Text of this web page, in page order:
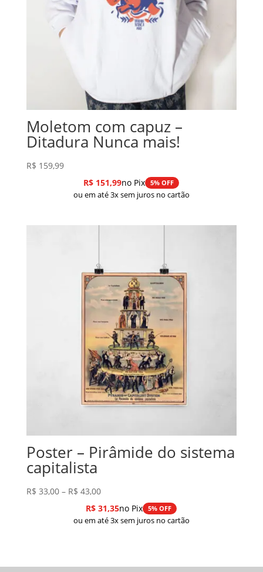
Moletom com capuz –
Ditadura Nunca mais!
R$ 159,99
R$ 151,99no Pix 5% OFF
ou em até 3x sem juros no cartão
Poster – Pirâmide do sistema
capitalista
R$ 33,00 – R$ 43,00Faixa
de
preço:
R$ 31,35no Pix 5% OFF
ou em até 3x sem juros no cartão